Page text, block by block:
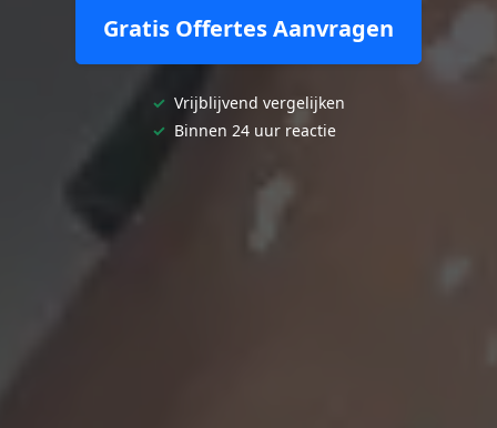
Gratis Offertes Aanvragen
✓ Vrijblijvend vergelijken
✓ Binnen 24 uur reactie